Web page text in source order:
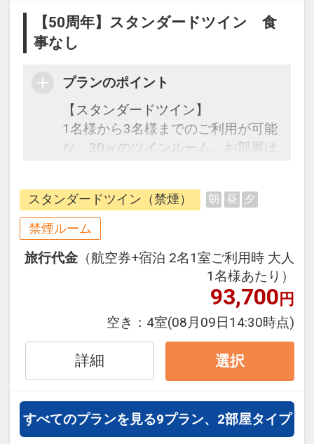
【50周年】スタンダードツイン 食
事なし
プランのポイント
【スタンダードツイン】
1名様から3名様までのご利用が可能
な、30㎡のツインルーム。お部屋は
を基調とした静かで落ち着いた雰囲
気が特徴の客室です。ゆっくりとお
寛ぎ頂ける広めのバスルームやシモ
ンズ社製ベットを完備。窓からは自
然を眺め、心地よい癒しを感じなが
らお過ごしいただけます。
スタンダードツイン（禁煙） 朝 昼 夕
禁煙ルーム
旅行代金 （航空券+宿泊 2名1室ご利用時 大人
1名様あたり）
93,700円
空き： 4室(08月09日14:30時点)
詳細 選択
すべてのプランを見る9プラン、2部屋タイプ